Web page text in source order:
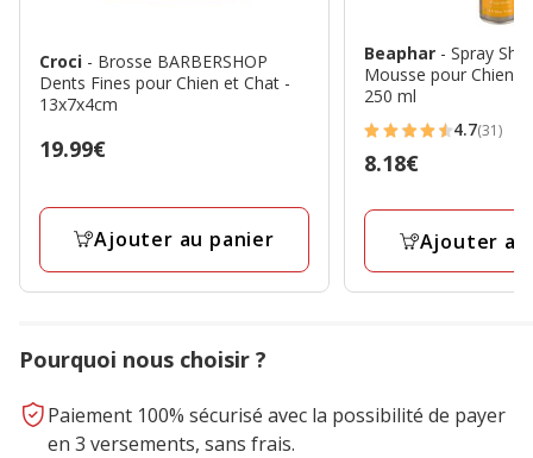
Croci - Brosse BARBERSHOP
Dents Fines pour Chien et Chat -
13x7x4cm
Prix
19.99€
Ajouter au panier
Beaphar - Spray
Mousse pour Chiens
250 ml
4.7
étoiles
4.7(31)
Prix
8.18€
Ajouter
Pourquoi nous choisir ?
Paiement 100% sécurisé avec la possibilité de payer
en 3 versements, sans frais.